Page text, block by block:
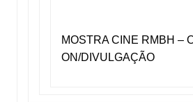
MOSTRA CINE RMBH –
ON/DIVULGAÇÃO